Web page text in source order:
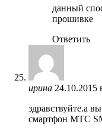
данный
прошивке
Ответить
ирина 24.10.2015
здравствуйте.а
смартфон МТС